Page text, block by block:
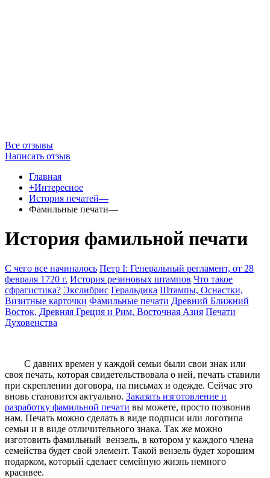
Все отзывы
Написать отзыв
Главная
+Интересное
История печатей—
Фамильные печати—
История фамильной печати
С чего все начиналось Петр I: Генеральный регламент, от 28
февраля 1720 г. История резиновых штампов Что такое
сфрагистика? Экслибрис Геральдика Штампы, Оснастки,
Визитные карточки Фамильные печати Древний Ближний
Восток, Древняя Греция и Рим, Восточная Азия Печати
Духовенства
С давних времен у каждой семьи были свои знак или
своя печать, которая свидетельствовала о ней, печать ставили
при скреплении договора, на письмах и одежде. Сейчас это
вновь становится актуально. Заказать изготовление и
разработку фамильной печати вы можете, просто позвонив
нам. Печать можно сделать в виде подписи или логотипа
семьи и в виде отличительного знака. Так же можно
изготовить фамильный вензель, в котором у каждого члена
семейства будет свой элемент. Такой вензель будет хорошим
подарком, который сделает семейную жизнь немного
красивее.